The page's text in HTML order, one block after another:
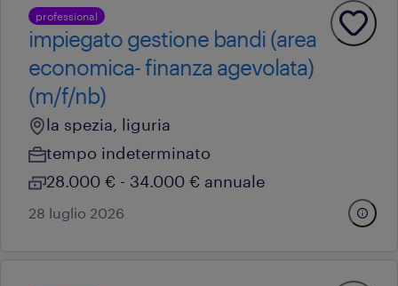
professional
impiegato gestione bandi (area
economica- finanza agevolata)
(m/f/nb)
la spezia, liguria
tempo indeterminato
28.000 € - 34.000 € annuale
28 luglio 2026